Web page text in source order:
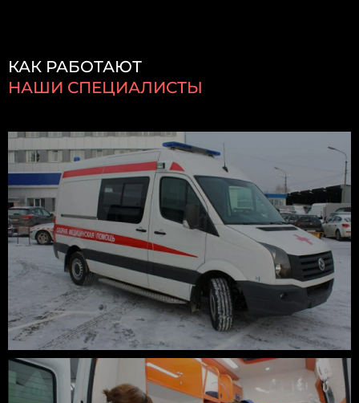
КАК РАБОТАЮТ
НАШИ СПЕЦИАЛИСТЫ